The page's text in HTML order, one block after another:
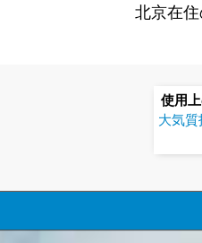
北京在
使用
大気質